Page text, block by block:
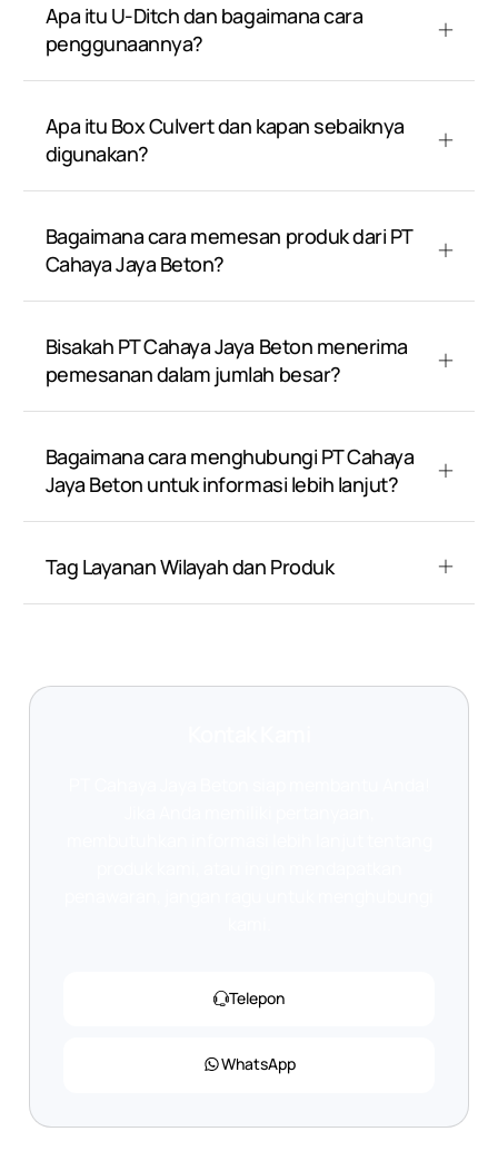
Apa itu U-Ditch dan bagaimana cara
penggunaannya?
Apa itu Box Culvert dan kapan sebaiknya
digunakan?
Bagaimana cara memesan produk dari PT
Cahaya Jaya Beton?
Bisakah PT Cahaya Jaya Beton menerima
pemesanan dalam jumlah besar?
Bagaimana cara menghubungi PT Cahaya
Jaya Beton untuk informasi lebih lanjut?
Tag Layanan Wilayah dan Produk
Telepon
WhatsApp